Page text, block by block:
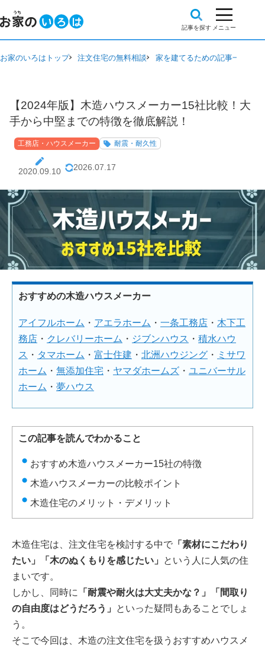
お家のいろはトップ 注文住宅の無料相談 家を建てるための記事一覧
【2024年版】木造ハウスメーカー15社比較！大
手から中堅までの特徴を徹底解説！
工務店・ハウスメーカー 耐震・耐久性
2020.09.10 2026.07.17
おすすめの木造ハウスメーカー
アイフルホーム ・ アエラホーム ・ 一条工務店 ・ 木下工
務店 ・ クレバリーホーム ・ ジブンハウス ・ 積水ハウ
ス ・ タマホーム ・ 富士住建 ・ 北洲ハウジング ・ ミサワ
ホーム ・ 無添加住宅 ・ ヤマダホームズ ・ ユニバーサル
ホーム ・ 夢ハウス
この記事を読んでわかること
おすすめ木造ハウスメーカー15社の特徴
木造ハウスメーカーの比較ポイント
木造住宅のメリット・デメリット
木造住宅は、注文住宅を検討する中で 「素材にこだわり
たい」「木のぬくもりを感じたい」
という人に人気の住
まいです。
しかし、同時に
「耐震や耐火は大丈夫かな？」「間取り
の自由度はどうだろう」
といった疑問もあることでしょ
う。
そこで今回は、木造の注文住宅を扱うおすすめハウスメ